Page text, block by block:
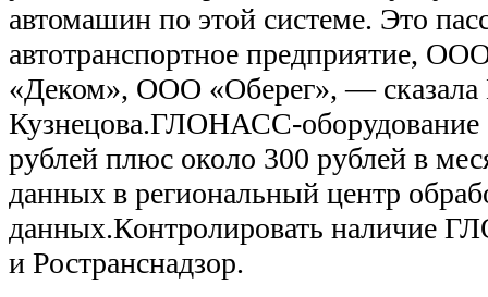
автомашин по этой системе. Это
автотранспортное предприятие,
«Деком», ООО «Оберег», — сказала
Кузнецова.ГЛОНАСС-оборудование
рублей плюс около 300 рублей в
данных в региональный центр
данных.Контролировать наличие
и Ространснадзор.